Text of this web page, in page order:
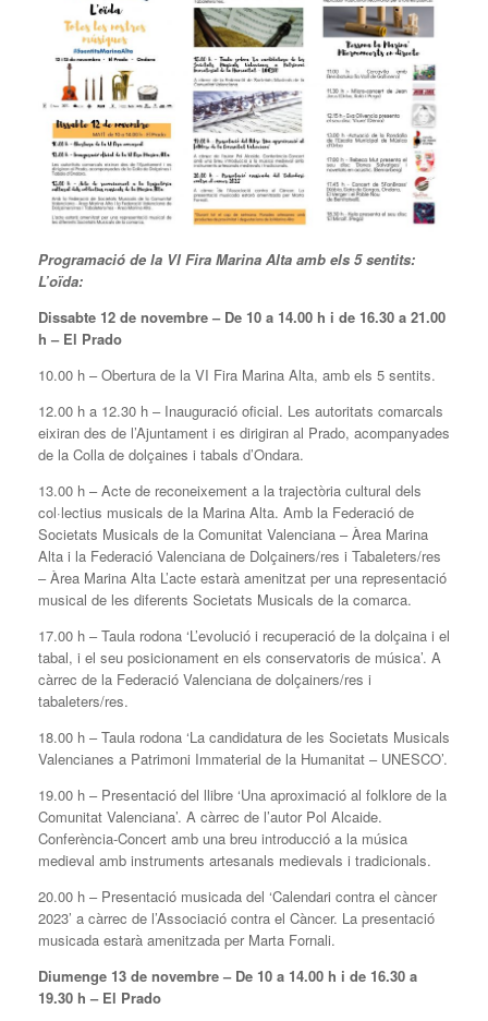
Programació de la VI Fira Marina Alta amb els 5 sentits:
L’oïda:
Dissabte 12 de novembre – De 10 a 14.00 h i de 16.30 a 21.00
h – El Prado
10.00 h – Obertura de la VI Fira Marina Alta, amb els 5 sentits.
12.00 h a 12.30 h – Inauguració oficial. Les autoritats comarcals
eixiran des de l’Ajuntament i es dirigiran al Prado, acompanyades
de la Colla de dolçaines i tabals d’Ondara.
13.00 h – Acte de reconeixement a la trajectòria cultural dels
col·lectius musicals de la Marina Alta. Amb la Federació de
Societats Musicals de la Comunitat Valenciana – Àrea Marina
Alta i la Federació Valenciana de Dolçainers/res i Tabaleters/res
– Àrea Marina Alta L’acte estarà amenitzat per una representació
musical de les diferents Societats Musicals de la comarca.
17.00 h – Taula rodona ‘L’evolució i recuperació de la dolçaina i el
tabal, i el seu posicionament en els conservatoris de música’. A
càrrec de la Federació Valenciana de dolçainers/res i
tabaleters/res.
18.00 h – Taula rodona ‘La candidatura de les Societats Musicals
Valencianes a Patrimoni Immaterial de la Humanitat – UNESCO’.
19.00 h – Presentació del llibre ‘Una aproximació al folklore de la
Comunitat Valenciana’. A càrrec de l’autor Pol Alcaide.
Conferència-Concert amb una breu introducció a la música
medieval amb instruments artesanals medievals i tradicionals.
20.00 h – Presentació musicada del ‘Calendari contra el càncer
2023’ a càrrec de l’Associació contra el Càncer. La presentació
musicada estarà amenitzada per Marta Fornali.
Diumenge 13 de novembre – De 10 a 14.00 h i de 16.30 a
19.30 h – El Prado